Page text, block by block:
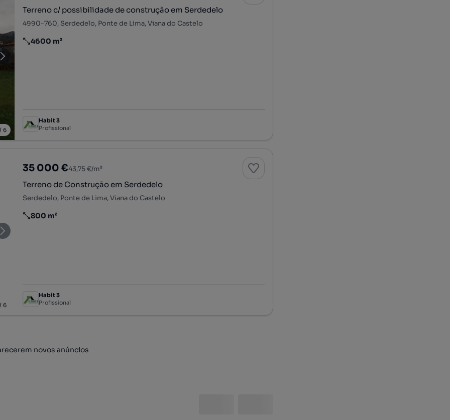
6
Terreno c/ possibilidade de construção em Serdedelo
4990-760, Serdedelo, Ponte de Lima, Viana do Castelo
Preço por metro quadrado
4600 m²
Habit 3
Profissional
6
35 000 €43,75 €/m²
Terreno de Construção em Serdedelo
Serdedelo, Ponte de Lima, Viana do Castelo
Preço por metro quadrado
800 m²
Habit 3
Profissional
novos anúncios